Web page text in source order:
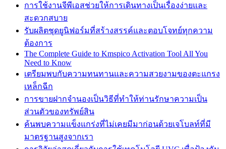
การใช้งานจีพีเอสช่วยให้การเดินทางเป็นเรื่องง่ายและ
สะดวกสบาย
รับผลิตชุดยูนิฟอร์มที่สร้างสรรค์และตอบโจทย์ทุกความ
ต้องการ
The Complete Guide to Kmspico Activation Tool All You
Need to Know
เตรียมพบกับความทนทานและความสวยงามของตะแกรง
เหล็กฉีก
การขายฝากจำนองเป็นวิธีที่ทำให้ท่านรักษาความเป็น
ส่วนตัวของทรัพย์สิน
ค้นพบความแข็งแกร่งที่ไม่เคยมีมาก่อนด้วยเจโบลท์ที่มี
มาตรฐานสูงจากเรา